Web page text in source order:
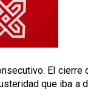
El
que iba